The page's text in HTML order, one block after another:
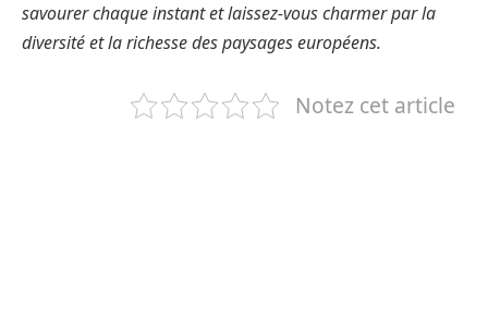
savourer chaque instant et laissez-vous charmer par la
diversité et la richesse des paysages européens.
Notez cet article